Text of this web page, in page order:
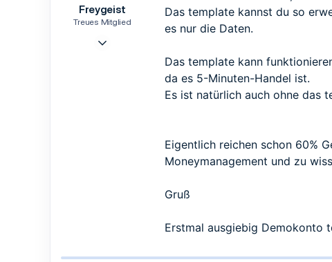
Freygeist
Treues Mitglied
Das template kannst du so
es nur die Daten.
Das template kann
da es 5-Minuten-Handel ist.
Es ist natürlich auch ohne das
Eigentlich reichen schon 60%
Moneymanagement und zu
Gruß
Erstmal ausgiebig Demokonto